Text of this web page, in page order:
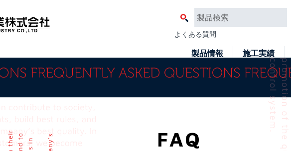
よくある質問
製品情報 施工実績
FAQ